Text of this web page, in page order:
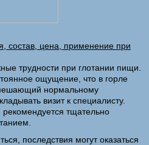
состав, цена, применение при
трудности при глотании пищи.
ощущение, что в горле
нормальному
визит к специалисту.
тщательно
последствия могут оказаться